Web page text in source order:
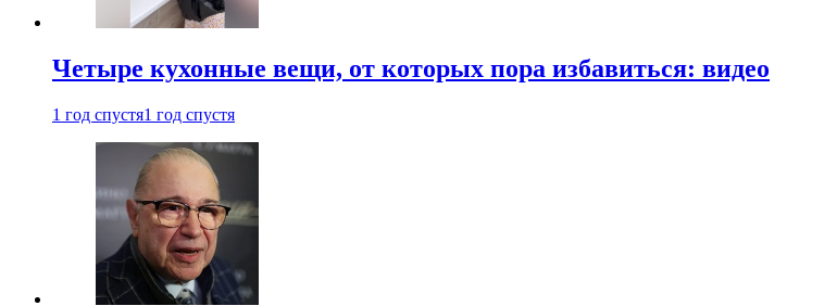
Четыре кухонные вещи, от которых пора избавиться: видео
1 год спустя1 год спустя